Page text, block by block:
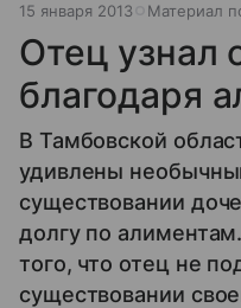
15 января 2013 Материал
Отец узнал
благодаря
В Тамбовской
удивлены
существовании
долгу по
того, что отец не
существовании